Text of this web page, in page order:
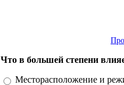
Что в большей степени
Варианты
Месторасположение и